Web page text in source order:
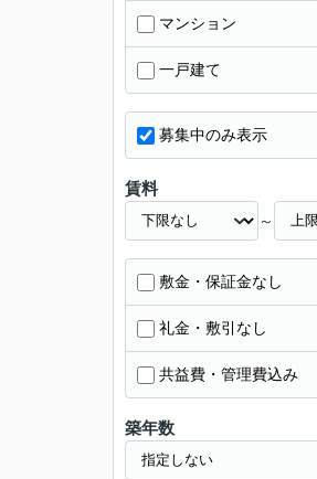
マンション
一戸建て
募集中のみ表示
賃料
～
敷金・保証金なし
礼金・敷引なし
共益費・管理費込み
築年数